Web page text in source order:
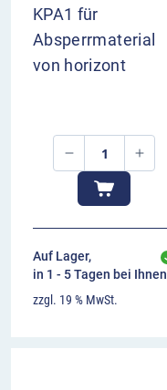
KPA1 für
Absperrmaterial
von horizont
Auf Lager,
in 1 - 5 Tagen bei Ihnen
zzgl. 19 % MwSt.